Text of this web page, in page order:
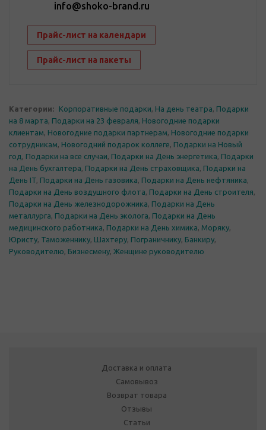
info@shoko-brand.ru
Прайс-лист на календари
Прайс-лист на пакеты
Категории: Корпоративные подарки, На день театра, Подарки
на 8 марта, Подарки на 23 февраля, Новогодние подарки
клиентам, Новогодние подарки партнерам, Новогодние подарки
сотрудникам, Новогодний подарок коллеге, Подарки на Новый
год , Подарки на все случаи, Подарки на День энергетика, Подарки
на День бухгалтера, Подарки на День страховщика, Подарки на
День IT, Подарки на День газовика, Подарки на День нефтяника,
Подарки на День воздушного флота, Подарки на День строителя,
Подарки на День железнодорожника, Подарки на День
металлурга, Подарки на День эколога, Подарки на День
медицинского работника, Подарки на День химика, Моряку,
Юристу, Таможеннику, Шахтеру, Пограничнику, Банкиру,
Руководителю, Бизнесмену, Женщине руководителю
Доставка и оплата
Самовывоз
Возврат товара
Отзывы
Статьи